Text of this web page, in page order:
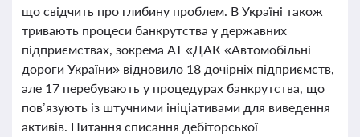
що свідчить про глибину проблем. В Україні також
тривають процеси банкрутства у державних
підприємствах, зокрема АТ «ДАК «Автомобільні
дороги України» відновило 18 дочірніх підприємств,
але 17 перебувають у процедурах банкрутства, що
пов’язують із штучними ініціативами для виведення
активів. Питання списання дебіторської